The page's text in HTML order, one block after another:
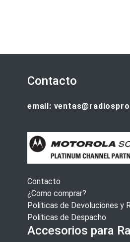
Contacto
email:
Contacto
¿Como comprar?
Politicas de Devoluciones y
Politicas de Despacho
Accesorios para